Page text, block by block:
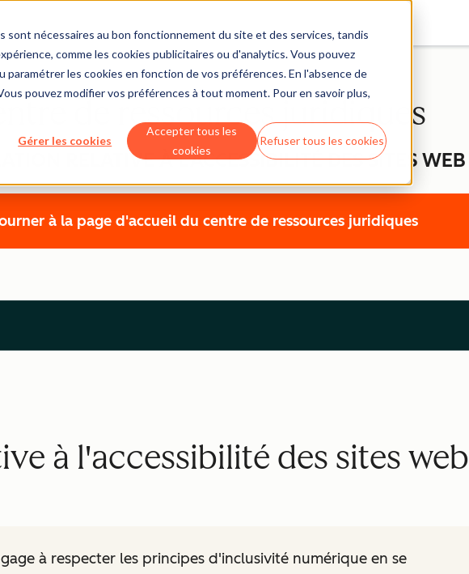
nécessaires au bon fonctionnement du site et des services, tandis
comme les cookies publicitaires ou d'analytics. Vous pouvez
les cookies en fonction de vos préférences. En l'absence de
pouvez modifier vos préférences à tout moment. Pour en savoir plus,
Gérer les cookies
Accepter tous les
cookies
Refuser tous les cookies
de ressources juridiques
RELATIVE À L'ACCESSIBILITÉ DES SITES WEB
à la page d'accueil du centre de ressources juridiques
à l'accessibilité des sites web
à respecter les principes d'inclusivité numérique en se